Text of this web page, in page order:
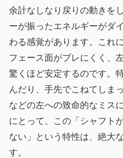
余計なしなり戻りの動きを
ーが振ったエネルギーがダ
わる感覚があります。これに
フェース面がブレにくく、
驚くほど安定するのです。
んだり、手先でこねてしま
などの左への致命的なミス
にとって、この「シャフト
ない」という特性は、絶大
す。